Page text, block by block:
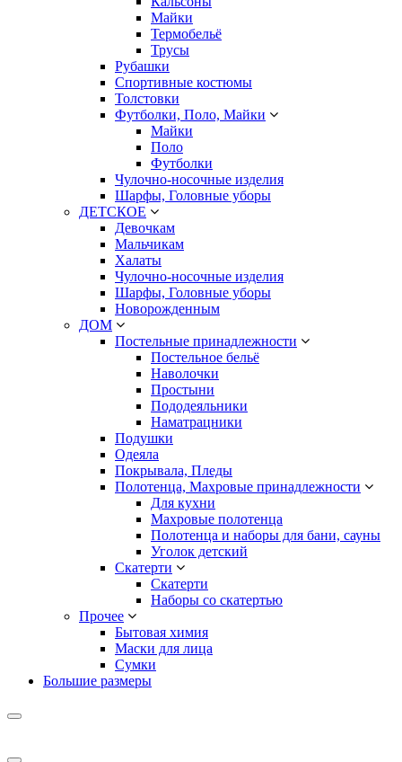
Майки
Термобельё
Трусы
Рубашки
Спортивные костюмы
Толстовки
Футболки, Поло, Майки
Майки
Поло
Футболки
Чулочно-носочные изделия
Шарфы, Головные уборы
ДЕТСКОЕ
Девочкам
Мальчикам
Халаты
Чулочно-носочные изделия
Шарфы, Головные уборы
Новорожденным
ДОМ
Постельные принадлежности
Постельное бельё
Наволочки
Простыни
Пододеяльники
Наматрацники
Подушки
Одеяла
Покрывала, Пледы
Полотенца, Махровые принадлежности
Для кухни
Махровые полотенца
Полотенца и наборы для бани, сауны
Уголок детский
Скатерти
Скатерти
Наборы со скатертью
Прочее
Бытовая химия
Маски для лица
Сумки
Большие размеры